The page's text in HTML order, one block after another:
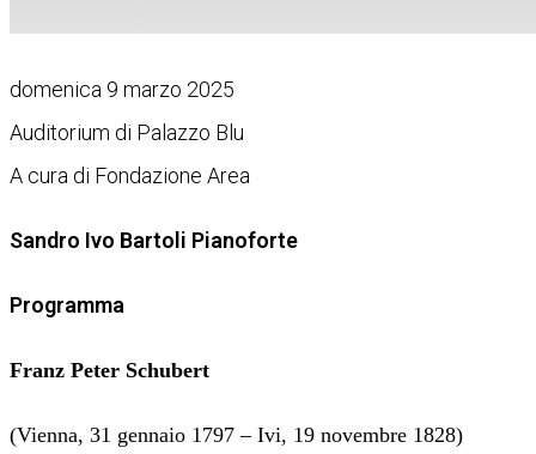
domenica 9 marzo 2025
Auditorium di Palazzo Blu
A cura di Fondazione Area
Sandro Ivo Bartoli Pianoforte
Programma
Franz Peter Schubert
(Vienna, 31 gennaio 1797 – Ivi, 19 novembre 1828)